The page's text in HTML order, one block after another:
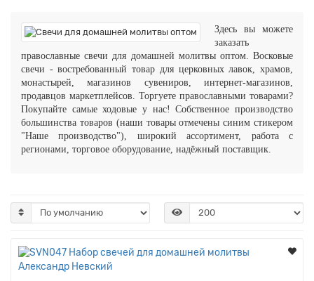
Здесь вы можете
заказать
православные свечи для домашней молитвы оптом. Восковые
свечи - востребованный товар для церковных лавок, храмов,
монастырей, магазинов сувениров, интернет-магазинов,
продавцов маркетплейсов. Торгуете православными товарами?
Покупайте самые ходовые у нас! Собственное производство
большинства товаров (наши товары отмечены синим стикером
"Наше производство"), широкий ассортимент, работа с
регионами, торговое оборудование, надёжный поставщик.